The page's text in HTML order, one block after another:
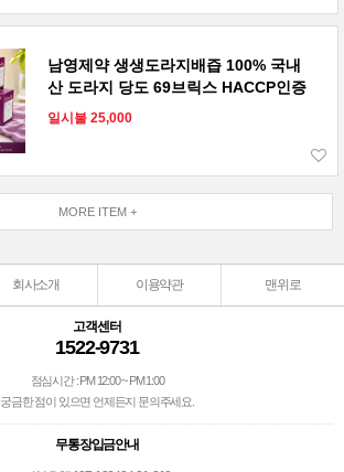
남영제약 생생도라지배즙 100% 국내
산 도라지 당도 69브릭스 HACCP인증
일시불 25,000
MORE ITEM +
회사소개 이용약관 맨위로
고객센터
1522-9731
점심시간 : PM 12:00 ~ PM 1:00
궁금한 점이 있으면 언제든지 문의주세요.
무통장입금안내